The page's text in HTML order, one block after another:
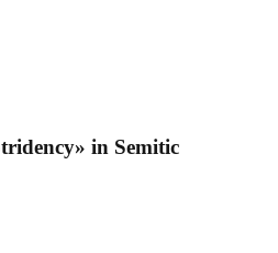
in Semitic